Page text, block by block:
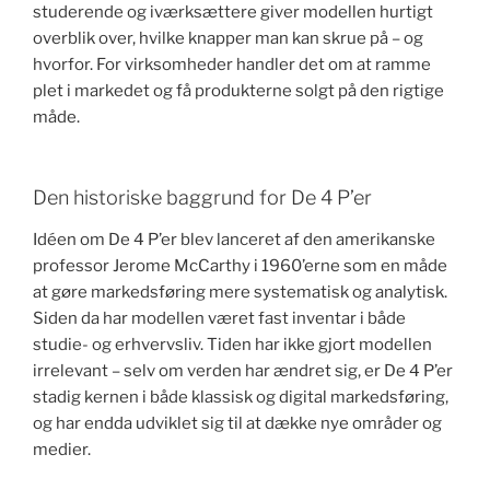
studerende og iværksættere giver modellen hurtigt
overblik over, hvilke knapper man kan skrue på – og
hvorfor. For virksomheder handler det om at ramme
plet i markedet og få produkterne solgt på den rigtige
måde.
Den historiske baggrund for De 4 P’er
Idéen om De 4 P’er blev lanceret af den amerikanske
professor Jerome McCarthy i 1960’erne som en måde
at gøre markedsføring mere systematisk og analytisk.
Siden da har modellen været fast inventar i både
studie- og erhvervsliv. Tiden har ikke gjort modellen
irrelevant – selv om verden har ændret sig, er De 4 P’er
stadig kernen i både klassisk og digital markedsføring,
og har endda udviklet sig til at dække nye områder og
medier.